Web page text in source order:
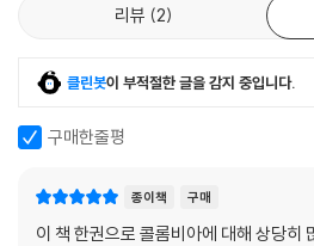
거장 가브리엘 가르시아 마르케스의 책을
보고, 맛있는 콜롬비아 커피 한 잔을 음미
라 콜롬비아로 여행을 떠나게 될 것이다.
콜롬비아의 유산과 문화에 대한 더 나은 이
된다.
리뷰 2
클린봇이 부적절한 글을 감지 중입니다.
구매한줄평
종이책 구매
이 책 한권으로 콜롬비아에 대해 상당히